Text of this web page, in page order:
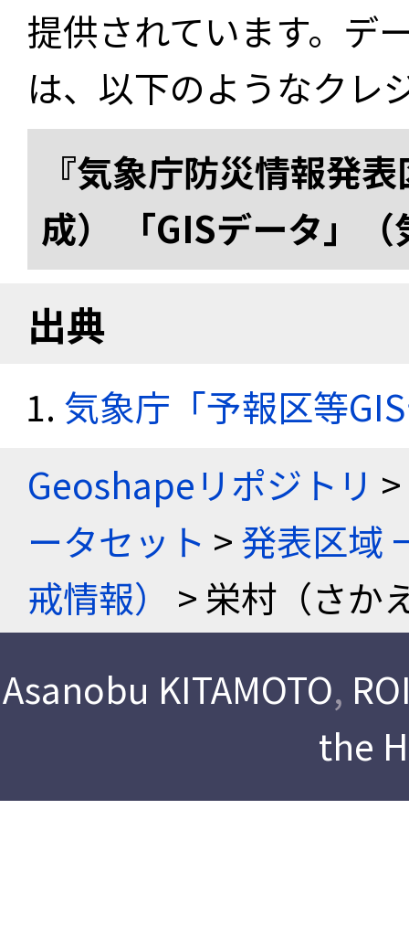
提供されています。デ
は、以下のようなクレ
『気象庁防災情報発
成） 「GISデータ」
出典
気象庁「予報区等
Geoshapeリポジトリ >
ータセット >発表区域
戒情報）
> 栄村（さか
Asanobu KITAMOTO,
the